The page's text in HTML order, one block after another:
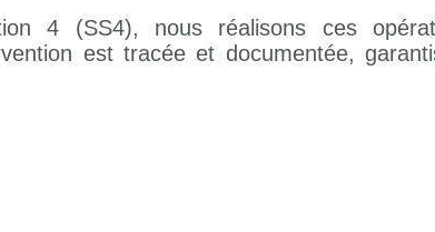
4 (SS4), nous réalisons ces
est tracée et documentée,